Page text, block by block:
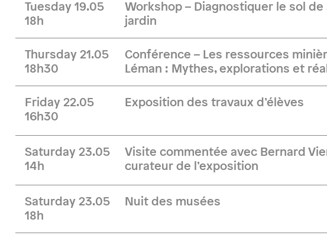
Tuesday 19.05
18h
Workshop – Diagnostiquer le sol de
jardin
Thursday 21.05
18h30
Conférence – Les ressources
Léman : Mythes, explorations et
Friday 22.05
16h30
Exposition des travaux d’élèves
Saturday 23.05
14h
Visite commentée avec Bernard
curateur de l’exposition
Saturday 23.05
18h
Nuit des musées